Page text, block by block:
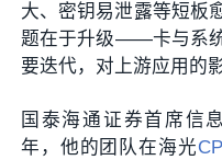
大、密钥易泄露等短板
题在于升级——卡与系
要迭代，对上游应用的
国泰海通证券首席信
年，他的团队在海光